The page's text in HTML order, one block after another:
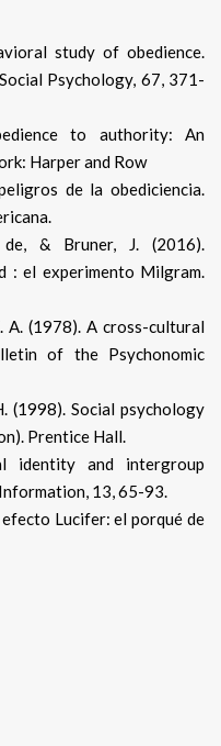
study of obedience.
Psychology, 67, 371-
to authority: An
Harper and Row
de la obediciencia.
& Bruner, J. (2016).
: el experimento Milgram.
A. (1978). A cross-cultural
of the Psychonomic
(1998). Social psychology
Prentice Hall.
identity and intergroup
13, 65-93.
efecto Lucifer: el porqué de